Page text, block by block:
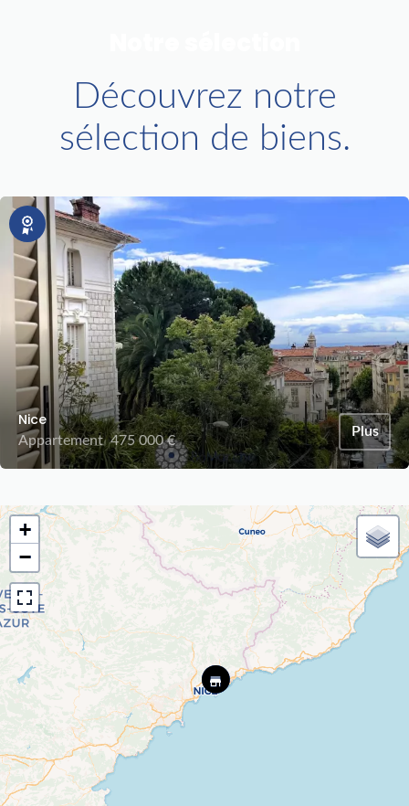
Découvrez notre
sélection de biens.
Exclusivité
Nice
Appartement 475 000 €
Plus
+
−